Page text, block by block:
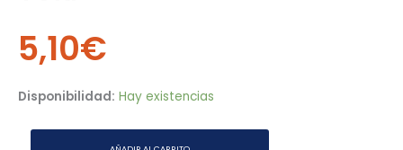
5,10€
Disponibilidad: Hay existencias